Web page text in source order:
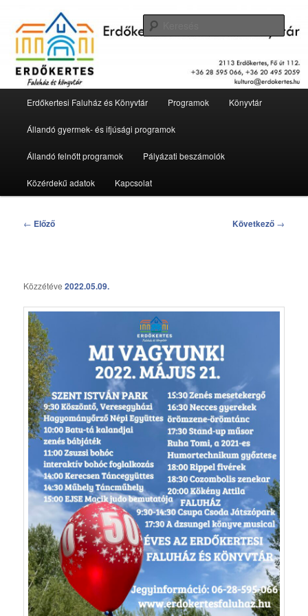
elsődleges
tartalomraErdőkertesi Faluház és Könyvtár
Erdőkertesi Faluház és Könyvtár Programok Könyvtár
Állandó gyermek- és ifjúsági programok
Állandó felnőtt programok Pályázati beszámolók
Közérdekű adatok Kapcsolat
Bejegyzés
← Előző Következő →
Közzétéve2022.05.09.